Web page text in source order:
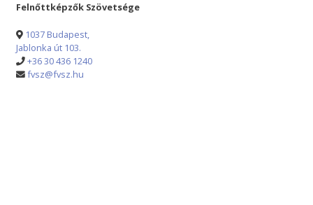
Felnőttképzők Szövetsége
1037 Budapest,
Jablonka út 103.
+36 30 436 1240
fvsz@fvsz.hu